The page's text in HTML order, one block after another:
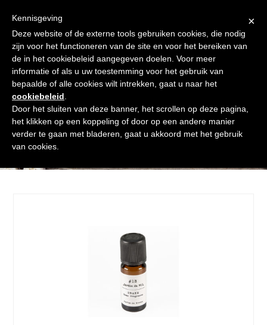
content
Afrekenen
Winkelmand Shop
Open
mobile
menu
Close
mobile
menu
Shop
×
Kennisgeving
Deze website of de externe tools gebruiken cookies, die nodig
zijn voor het functioneren van de site en voor het bereiken van
de in het cookiebeleid aangegeven doelen. Voor meer
informatie of als u uw toestemming voor het gebruik van
bepaalde of alle cookies wilt intrekken, gaat u naar het
cookiebeleid
Door het sluiten van deze banner, het scrollen op deze pagina,
het klikken op een koppeling of door op een andere manier
verder te gaan met bladeren, gaat u akkoord met het gebruik
van cookies.